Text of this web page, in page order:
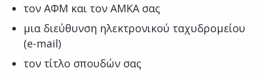
τον ΑΦΜ και τον ΑΜΚΑ σας
μια διεύθυνση ηλεκτρονικού ταχυδρομείου
(e-mail)
τον τίτλο σπουδών σας